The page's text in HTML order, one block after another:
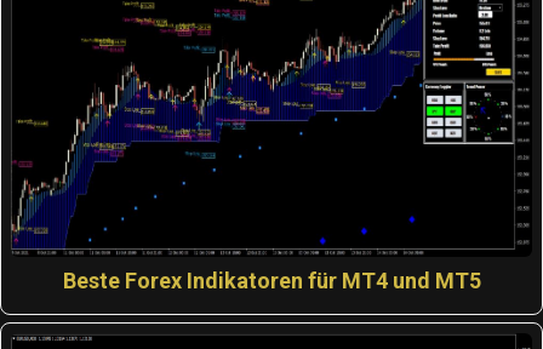
Beste Forex Indikatoren für MT4 und MT5